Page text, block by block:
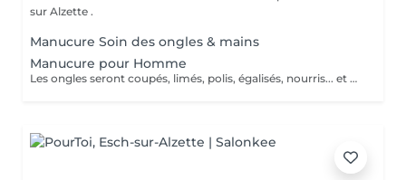
sur Alzette .
Manucure Soin des ongles & mains
Manucure pour Homme
Les ongles seront coupés, limés, polis, égalisés, nourris... et vous ressortirez avec des mains impeccables.